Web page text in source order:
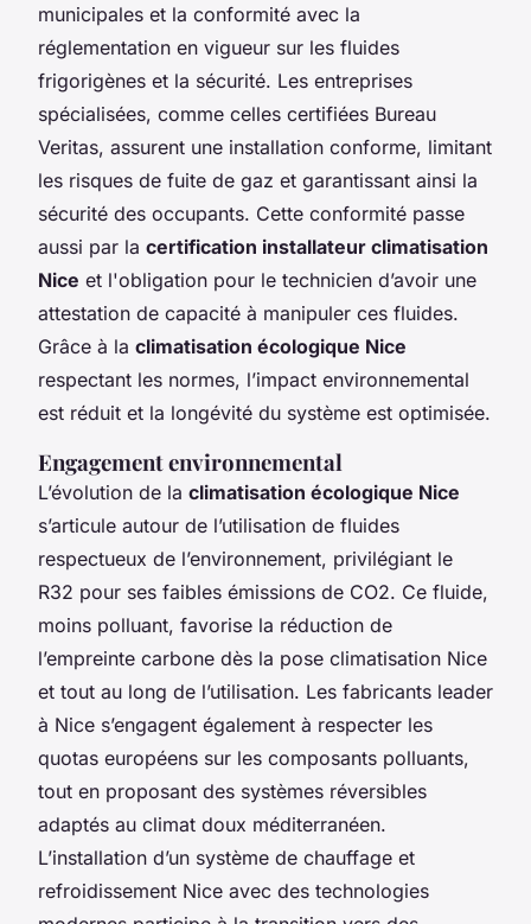
municipales et la conformité avec la
réglementation en vigueur sur les fluides
frigorigènes et la sécurité. Les entreprises
spécialisées, comme celles certifiées Bureau
Veritas, assurent une installation conforme, limitant
les risques de fuite de gaz et garantissant ainsi la
sécurité des occupants. Cette conformité passe
aussi par la certification installateur climatisation
Nice et l'obligation pour le technicien d’avoir une
attestation de capacité à manipuler ces fluides.
Grâce à la climatisation écologique Nice
respectant les normes, l’impact environnemental
est réduit et la longévité du système est optimisée.
Engagement environnemental
L’évolution de la climatisation écologique Nice
s’articule autour de l’utilisation de fluides
respectueux de l’environnement, privilégiant le
R32 pour ses faibles émissions de CO2. Ce fluide,
moins polluant, favorise la réduction de
l’empreinte carbone dès la pose climatisation Nice
et tout au long de l’utilisation. Les fabricants leader
à Nice s’engagent également à respecter les
quotas européens sur les composants polluants,
tout en proposant des systèmes réversibles
adaptés au climat doux méditerranéen.
L’installation d’un système de chauffage et
refroidissement Nice avec des technologies